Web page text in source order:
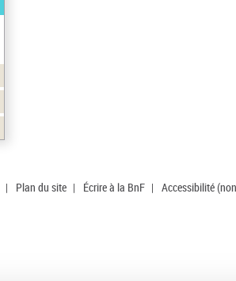
| Plan du site | Écrire à la BnF | Accessibilité